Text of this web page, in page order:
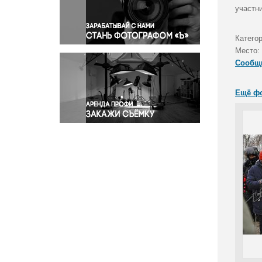
Правосудие
Происшествия и конфликты
Религия
Светская жизнь
Спорт
Экология
Экономика и бизнес
Место:
Ещё